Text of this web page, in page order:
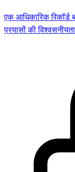
एक आधिकारिक
प्रयासों की